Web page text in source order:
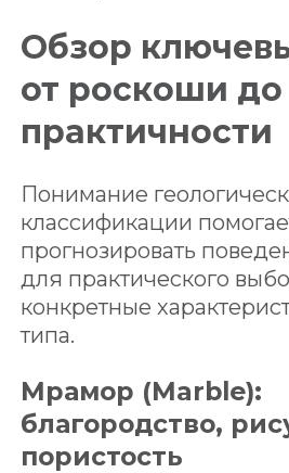
Обзор
от роскоши до
практичности
Понимание
классификации
прогнозировать
для практического
конкретные
типа.
Мрамор (Marble):
благородство,
пористость